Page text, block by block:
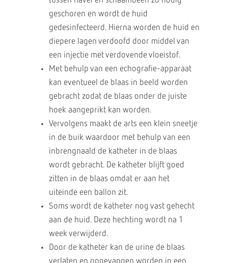
geschoren en wordt de huid
gedesinfecteerd. Hierna worden de huid en
diepere lagen verdoofd door middel van
een injectie met verdovende vloeistof.
Met behulp van een echografie-apparaat
kan eventueel de blaas in beeld worden
gebracht zodat de blaas onder de juiste
hoek aangeprikt kan worden.
Vervolgens maakt de arts een klein sneetje
in de buik waardoor met behulp van een
inbrengnaald de katheter in de blaas
wordt gebracht. De katheter blijft goed
zitten in de blaas omdat er aan het
uiteinde een ballon zit.
Soms wordt de katheter nog vast gehecht
aan de huid. Deze hechting wordt na 1
week verwijderd.
Door de katheter kan de urine de blaas
verlaten en opgevangen worden in een